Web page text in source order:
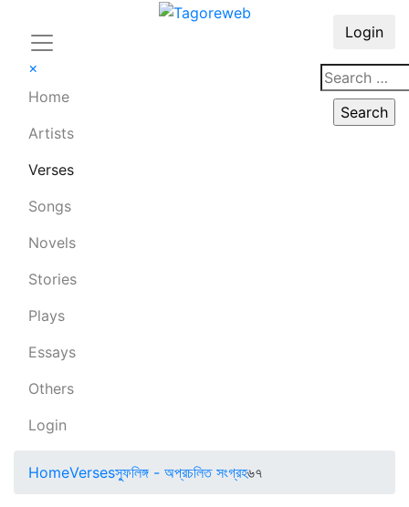
×
Home
Artists
Verses
Songs
Novels
Stories
Plays
Essays
Others
Login
Login
HomeVersesস্ফুলিঙ্গ - অপ্রচলিত সংগ্রহ৬৭